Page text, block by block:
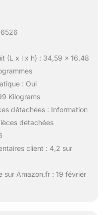
(L x l x h) : 34,59 x 16,48
: Oui
Kilograms
détachées : Information
détachées
client : 4,2 sur
sur Amazon.fr : 19 février